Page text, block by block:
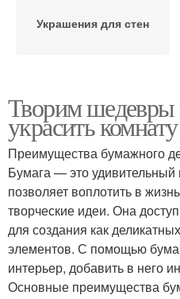
Украшения для стен
украшения
Комнаты с помощью
Комнаты из цветной
бумаги
Творим шедевры
украсить
Преимущества бумажного
Бумага — это удивительный
позволяет воплотить в
творческие идеи. Она
для создания как
элементов. С помощью
интерьер, добавить в него
Основные преимущества